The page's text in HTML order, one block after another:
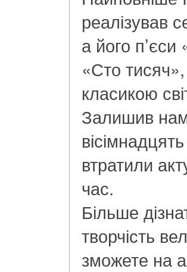
реалізував
а його
«Сто
класикою
Залишив
втратили
час.
Більше
творчість
зможете на